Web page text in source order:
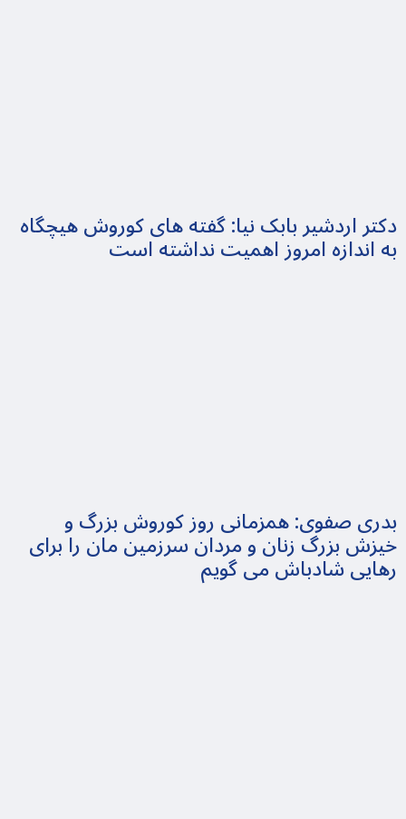
دکتر اردشیر بابک نیا: گفته های کوروش هیچگاه
به اندازه امروز اهمیت نداشته است
بدری صفوی: همزمانی روز کوروش بزرگ و
خیزش بزرگ زنان و مردان سرزمین مان را برای
رهایی شادباش می گویم